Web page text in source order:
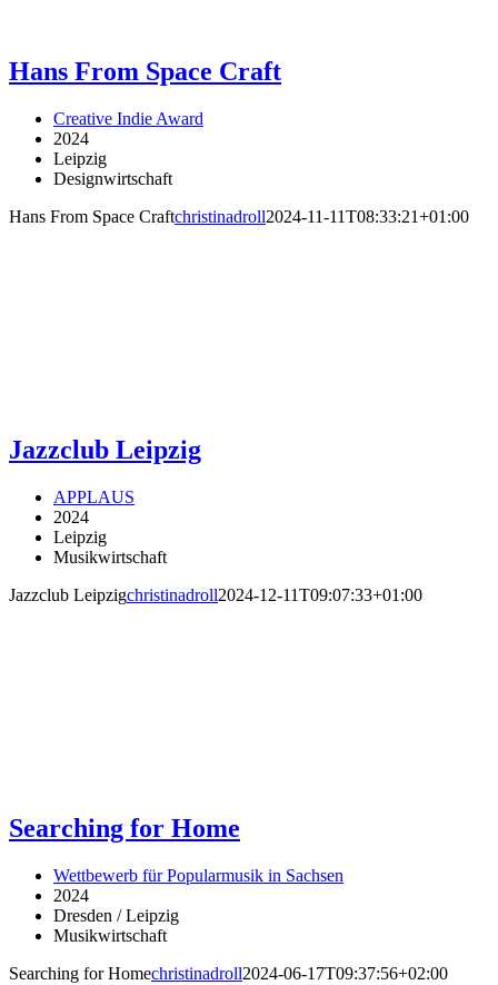
Hans From Space Craft
Creative Indie Award
2024
Leipzig
Designwirtschaft
Hans From Space Craftchristinadroll2024-11-11T08:33:21+01:00
Jazzclub Leipzig
APPLAUS
2024
Leipzig
Musikwirtschaft
Jazzclub Leipzigchristinadroll2024-12-11T09:07:33+01:00
Searching for Home
Wettbewerb für Popularmusik in Sachsen
2024
Dresden / Leipzig
Musikwirtschaft
Searching for Homechristinadroll2024-06-17T09:37:56+02:00